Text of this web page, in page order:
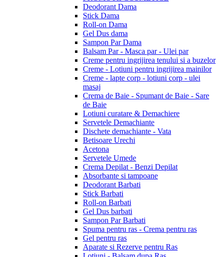
Deodorant Dama
Stick Dama
Roll-on Dama
Gel Dus dama
Sampon Par Dama
Balsam Par - Masca par - Ulei par
Creme pentru ingrijirea tenului si a buzelor
Creme - Lotiuni pentru ingrijirea mainilor
Creme - lapte corp - lotiuni corp - ulei
masaj
Crema de Baie - Spumant de Baie - Sare
de Baie
Lotiuni curatare & Demachiere
Servetele Demachiante
Dischete demachiante - Vata
Betisoare Urechi
Acetona
Servetele Umede
Crema Depilat - Benzi Depilat
Absorbante si tampoane
Deodorant Barbati
Stick Barbati
Roll-on Barbati
Gel Dus barbati
Sampon Par Barbati
Spuma pentru ras - Crema pentru ras
Gel pentru ras
Aparate si Rezerve pentru Ras